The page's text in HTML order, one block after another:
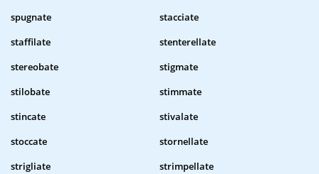
spugnate
stacciate
staffilate
stenterellate
stereobate
stigmate
stilobate
stimmate
stincate
stivalate
stoccate
stornellate
strigliate
strimpellate